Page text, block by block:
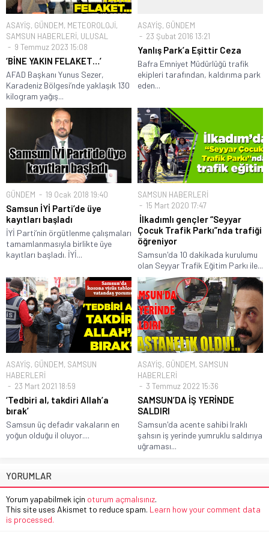
ASAYİŞ, GÜNDEM, METEOROLOJİ,
SAMSUN HABERLERİ, ULUSAL
9 Temmuz 2023 15:08
‘BİNE YAKIN FELAKET…’
AFAD Başkanı Yunus Sezer,
Karadeniz Bölgesi’nde yaklaşık 130
kilogram yağış...
ASAYİŞ, GÜNDEM
23 Şubat 2016 13:21
Yanlış Park’a Eşittir Ceza
Bafra Emniyet Müdürlüğü trafik
ekipleri tarafından, kaldırıma park
eden...
GÜNDEM 19 Ocak 2018 19:40
Samsun İYİ Parti’de üye
kayıtları başladı
İYİ Parti’nin örgütlenme çalışmaları
tamamlanmasıyla birlikte üye
kayıtları başladı. İYİ...
SAMSUN HABERLERİ
15 Mart 2020 17:47
İlkadımlı gençler “Seyyar
Çocuk Trafik Parkı”nda trafiği
öğreniyor
Samsun'da 10 dakikada kurulumu
olan Seyyar Trafik Eğitim Parkı ile...
ASAYİŞ, GÜNDEM, SAMSUN
HABERLERİ
23 Mart 2021 18:59
‘Tedbiri al, takdiri Allah’a
bırak’
Samsun üç defadır vakaların en
yoğun olduğu il oluyor....
ASAYİŞ, GÜNDEM, SAMSUN
HABERLERİ
3 Temmuz 2022 15:36
SAMSUN’DA İŞ YERİNDE
SALDIRI
Samsun'da acente sahibi Iraklı
şahsın iş yerinde yumruklu saldırıya
uğraması...
YORUMLAR
Yorum yapabilmek için oturum açmalısınız.
This site uses Akismet to reduce spam. Learn how your comment data
is processed.